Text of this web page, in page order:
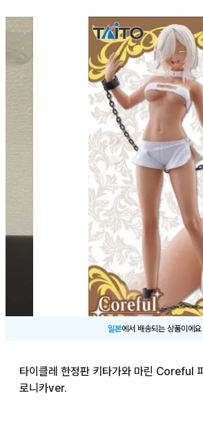
일본에서 배송되는 상품이에요
타이클레 한정판 키타가와 마린 Coreful
로니카ver.